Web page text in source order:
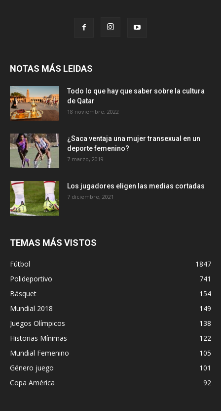
NOTAS MÁS LEIDAS
Todo lo que hay que saber sobre la cultura
de Qatar
18 noviembre, 2022
¿Saca ventaja una mujer transexual en un
deporte femenino?
7 marzo, 2019
Los jugadores eligen las medias cortadas
7 diciembre, 2021
TEMAS MÁS VISTOS
Fútbol
1847
Polideportivo
741
Básquet
154
Mundial 2018
149
Juegos Olímpicos
138
Historias Mínimas
122
Mundial Femenino
105
Género juego
101
Copa América
92